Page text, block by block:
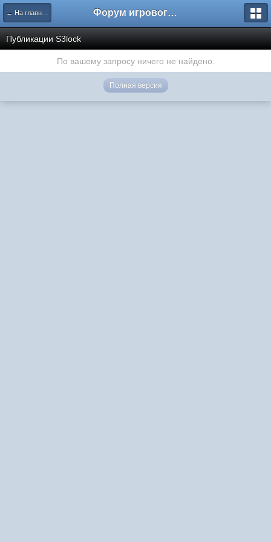
← На главную Форум игрового проекта Riverrise
Публикации S3lock
По вашему запросу ничего не найдено.
Полная версия